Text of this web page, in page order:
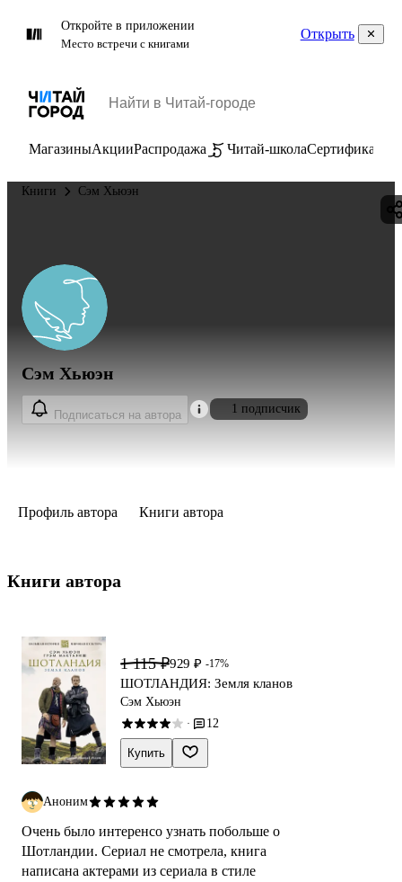
Откройте в приложении
Место встречи с книгами
Открыть
МагазиныАкцииРаспродажа Читай-школаСертификаты
Книги Сэм Хьюэн
Сэм Хьюэн
Подписаться на автора 1 подписчик
Профиль автора Книги автора
Книги автора
1 115 ₽929 ₽ -17%
ШОТЛАНДИЯ: Земля кланов
Сэм Хьюэн
· 12
Купить
Аноним
Очень было интеренсо узнать побольше о
Шотландии. Сериал не смотрела, книга
написана актерами из сериала в стиле